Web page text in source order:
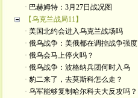
· 巴赫姆特：3月27日战况图
【乌克兰战局11】
· 美国北约会进入乌克兰战场吗
· 俄乌战争：美俄都在调控战争强度
· 俄乌会马上停火吗？
· 俄乌战争：波格纳兵团何时入乌
· 豹二来了，去莫斯科怎么走？
· 乌军能够复制哈尔科夫大反攻吗？